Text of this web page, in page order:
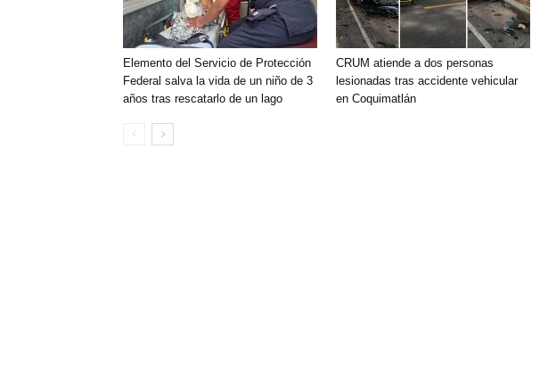
Elemento del Servicio de Protección
Federal salva la vida de un niño de 3
años tras rescatarlo de un lago
CRUM atiende a dos personas
lesionadas tras accidente vehicular
en Coquimatlán